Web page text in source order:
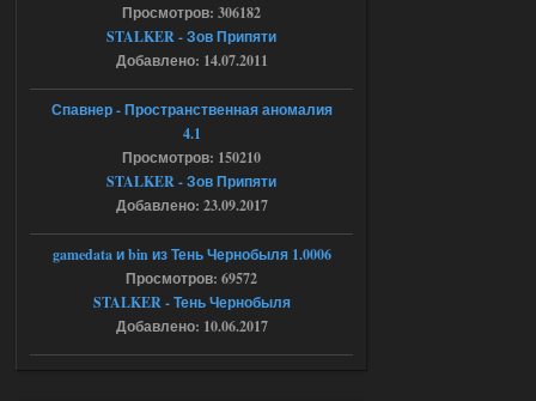
Доступно только для пользователей
Ответить ➤
Объединенный Пак 2 + OGSR +
STCoP WP 3.4
Stalker-Mods-Clan-su
Доступно только для пользователей
Ответить ➤
04.08.2026
Просмотров: 306182
STALKER - Зов Припяти
Добавлено: 14.07.2011
Спавнер - Пространственная аномалия
4.1
Просмотров: 150210
STALKER - Зов Припяти
Добавлено: 23.09.2017
gamedata и bin из Тень Чернобыля 1.0006
Просмотров: 69572
STALKER - Тень Чернобыля
Добавлено: 10.06.2017